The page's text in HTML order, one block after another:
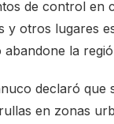
de control en
y otros lugares
la
declaró que
en zonas